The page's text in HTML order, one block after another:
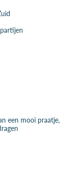
een mooi praatje,